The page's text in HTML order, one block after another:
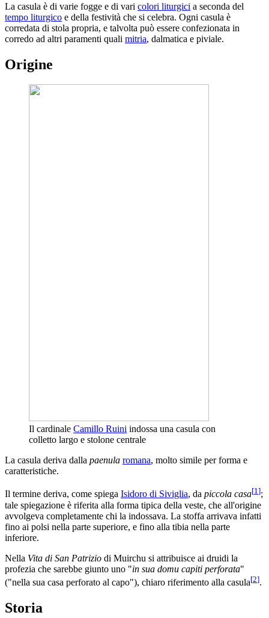
La casula è di varie fogge e di vari colori liturgici a seconda del
tempo liturgico e della festività che si celebra. Ogni casula è
corredata di stola propria, e talvolta può essere confezionata in
corredo ad altri paramenti quali mitria, dalmatica e piviale.
Origine
Il cardinale Camillo Ruini indossa una casula con
colletto largo e stolone centrale
La casula deriva dalla paenula romana, molto simile per forma e
caratteristiche.
Il termine deriva, come spiega Isidoro di Siviglia, da piccola casa[1];
tale spiegazione è riferita alla forma tipica della veste, che all'origine
avvolgeva completamente chi la indossava. La stoffa arrivava infatti
fino ai polsi nella parte superiore, e fino alla tibia nella parte
inferiore.
Nella Vita di San Patrizio di Muirchu si attribuisce ai druidi la
profezia che sarebbe giunto uno "in sua domu capiti perforata"
("nella sua casa perforato al capo"), chiaro riferimento alla casula[2].
Storia